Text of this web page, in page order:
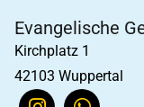
Evangelische
Kirchplatz 1
42103 Wuppertal